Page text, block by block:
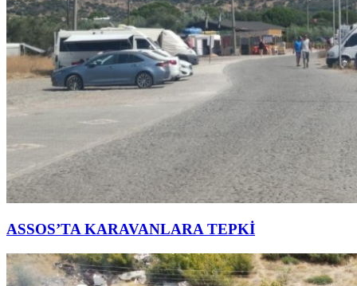
ASSOS’TA KARAVANLARA TEPKİ